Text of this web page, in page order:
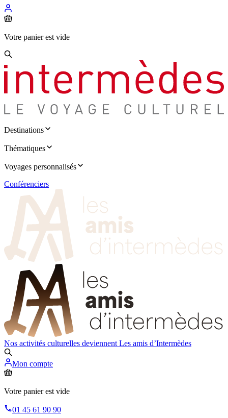
Votre panier est vide
Destinations
Thématiques
Voyages personnalisés
Conférenciers
Nos activités culturelles deviennent Les amis d’Intermèdes
Mon compte
Votre panier est vide
01 45 61 90 90